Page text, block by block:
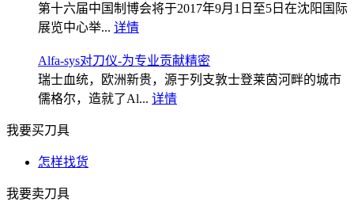
第十六届中国制博会将于2017年9月1日至5日在沈阳国际
展览中心举... 详情
Alfa-sys对刀仪-为专业贡献精密
瑞士血统，欧洲新贵，源于列支敦士登莱茵河畔的城市
儒格尔，造就了Al... 详情
我要买刀具
怎样找货
我要卖刀具